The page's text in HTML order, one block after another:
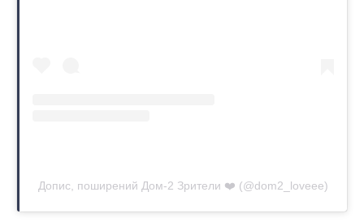
Допис, поширений Дом-2 Зрители ❤️ (@dom2_loveee)